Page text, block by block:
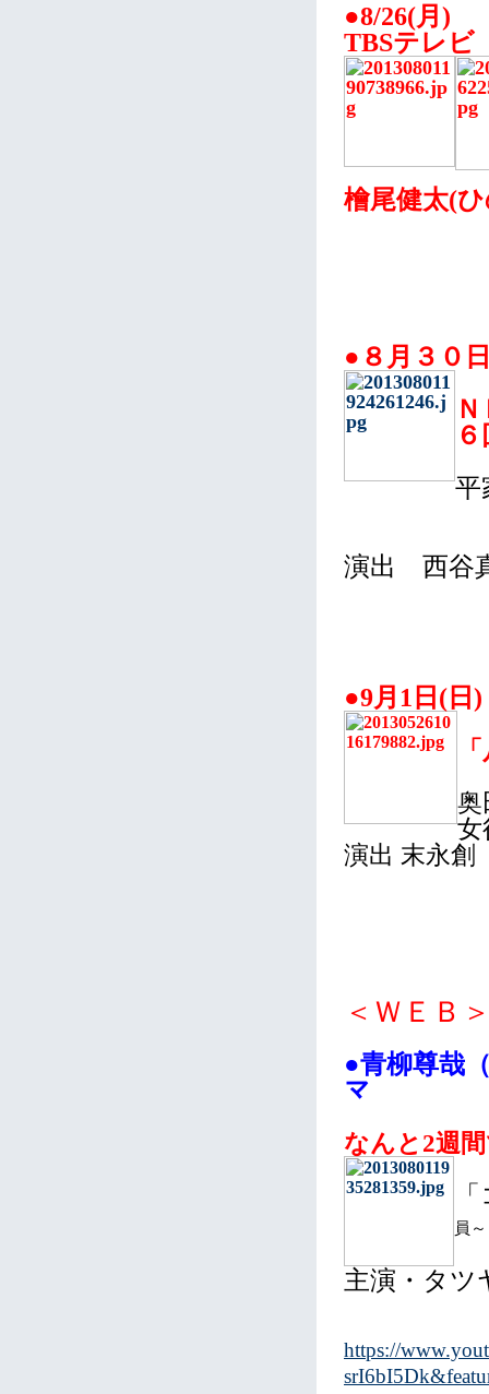
●8/26(月)
TBSテレ
檜尾健太(
●８月３０
平
演出 西谷
●9月1日(日
女
演出 末永創
＜ＷＥＢ
●青柳尊哉
マ
なんと2週
員～
主演・タツ
https://